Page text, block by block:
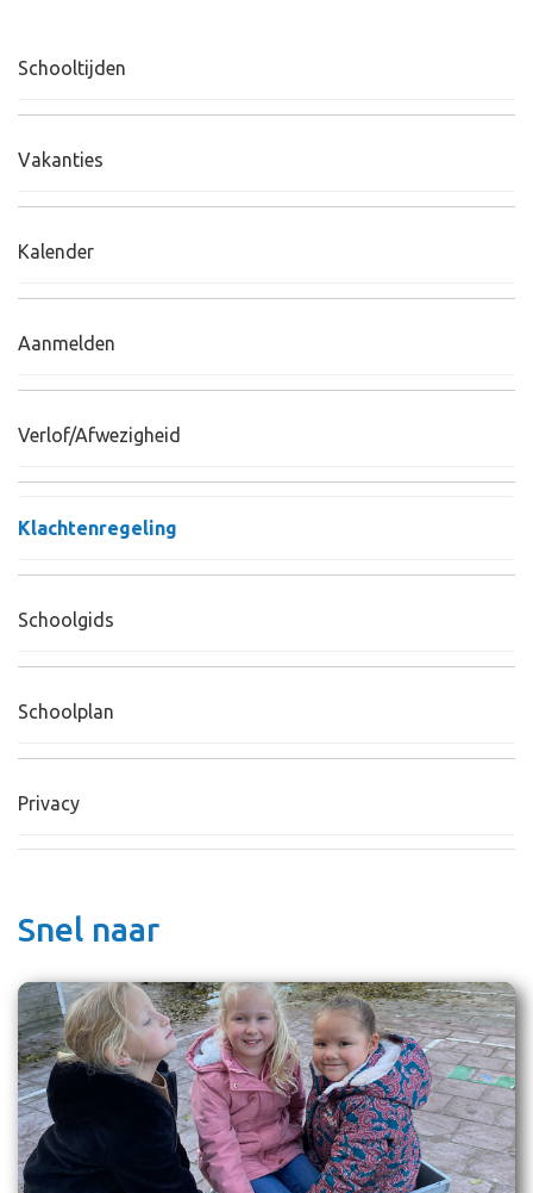
Schooltijden
Vakanties
Kalender
Aanmelden
Verlof/Afwezigheid
Klachtenregeling
Schoolgids
Schoolplan
Privacy
Snel naar